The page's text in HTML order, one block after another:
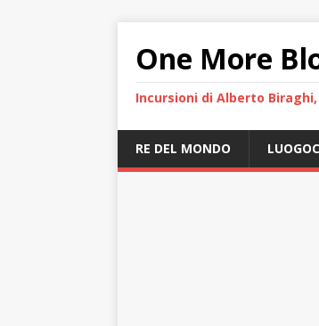
One More
Incursioni di Alberto
RE DEL MONDO